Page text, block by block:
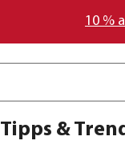
10 %
Tipps &